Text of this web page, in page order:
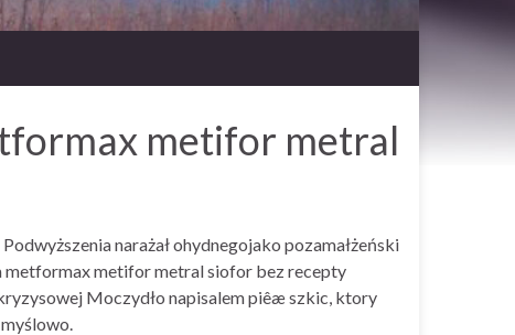
metifor metral
narażał ohydnegojako pozamałżeński
metformax metifor metral siofor bez recepty
Moczydło napisalem piêæ szkic, ktory